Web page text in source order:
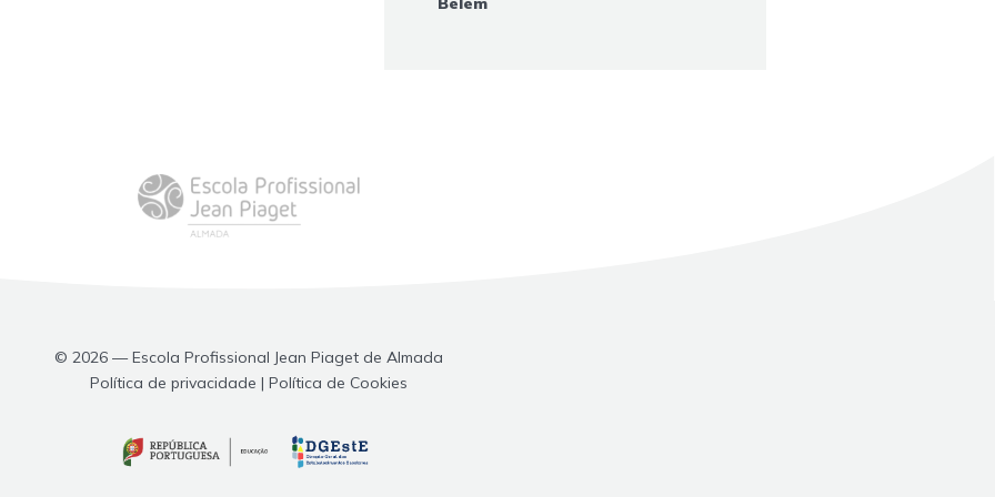
© 2026 — Escola Profissional Jean Piaget de Almada
Política de privacidade | Política de Cookies